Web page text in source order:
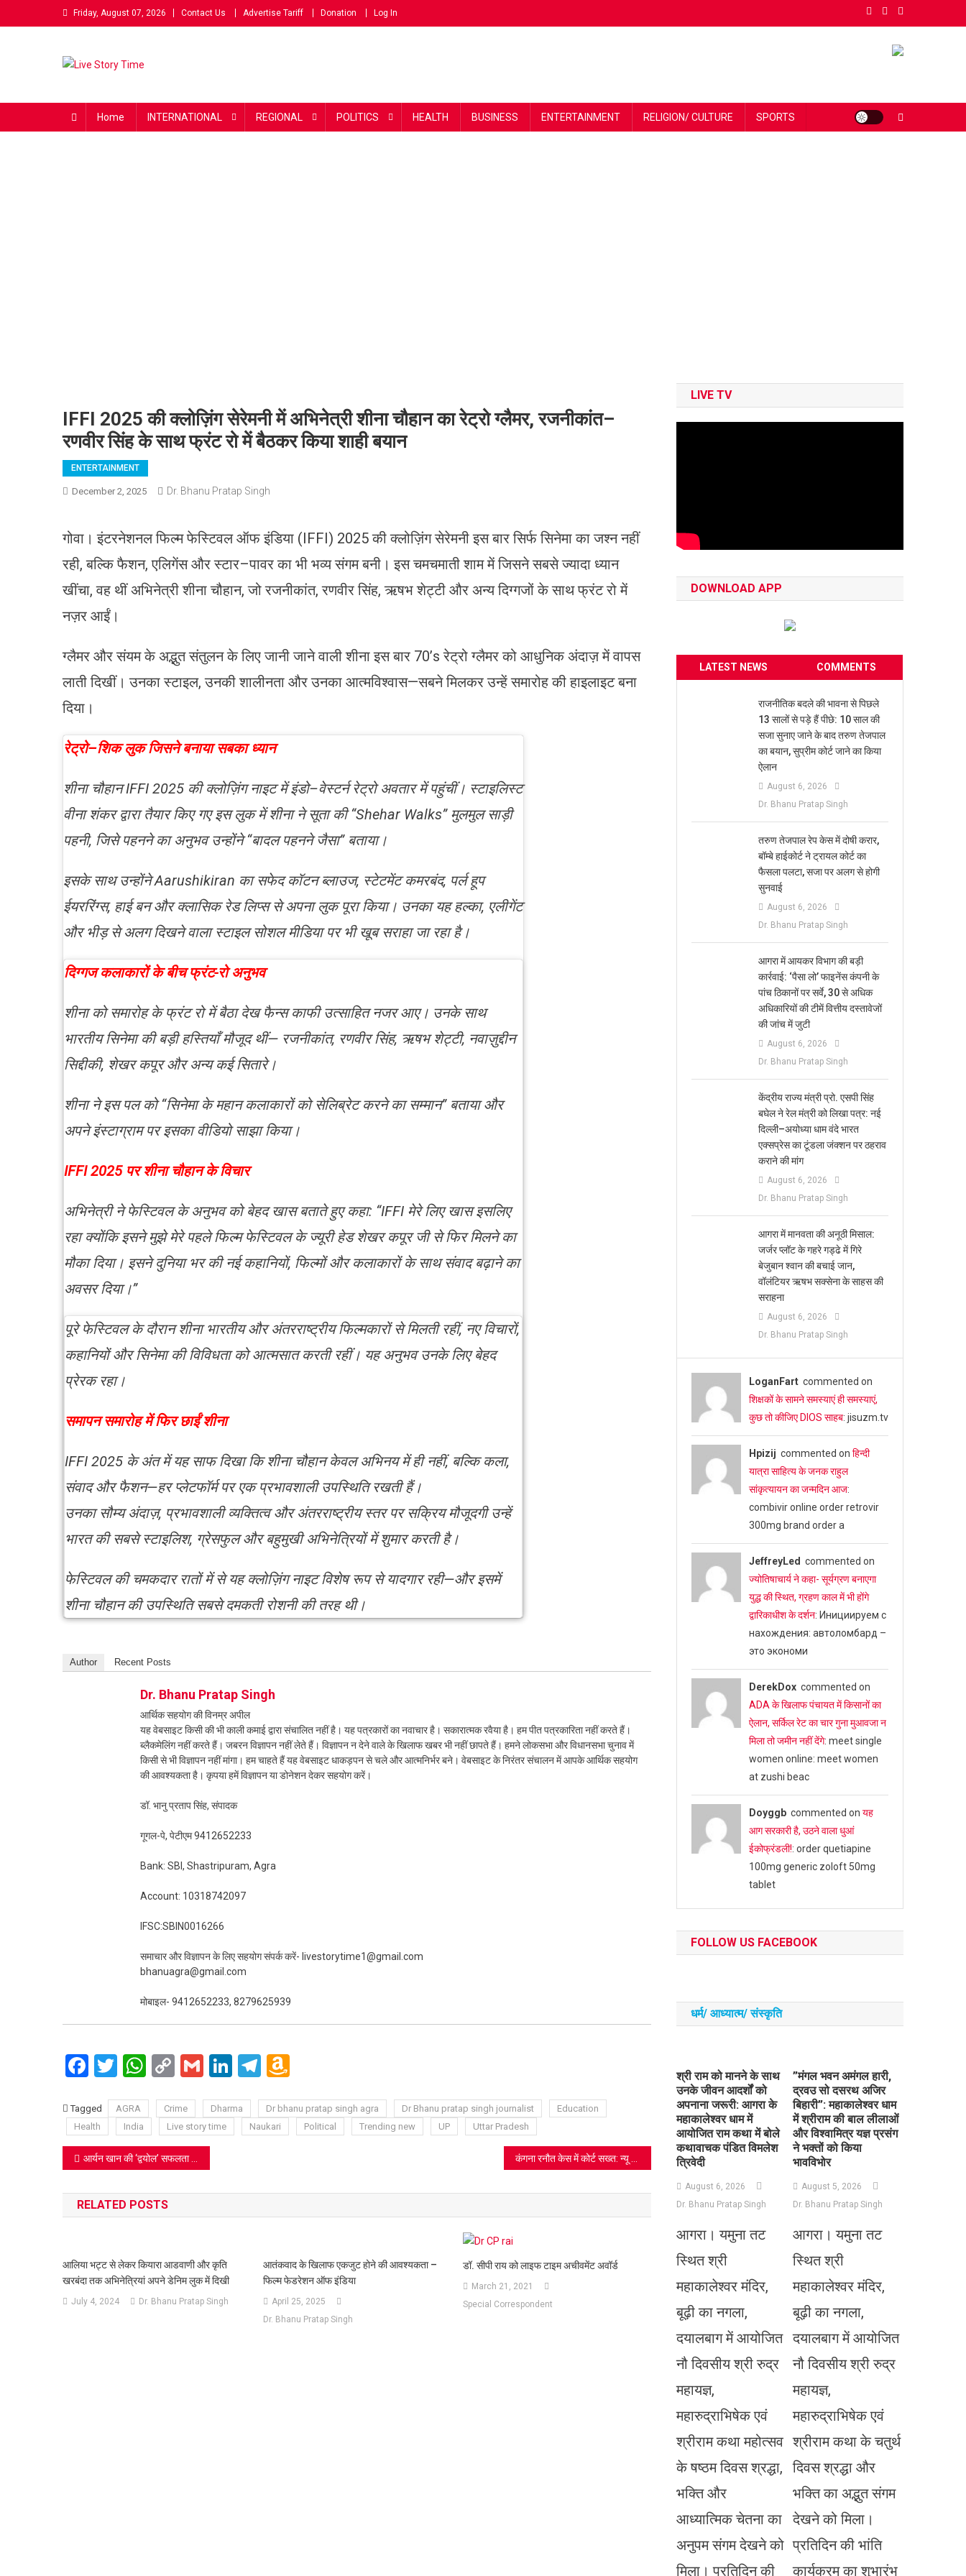
to
Friday, August 07, 2026 Contact Us Advertise Tariff Donation Log In
Home INTERNATIONAL REGIONAL POLITICS HEALTH BUSINESS ENTERTAINMENT RELIGION/ CULTURE SPORTS
IFFI 2025 की क्लोज़िंग सेरेमनी में अभिनेत्री शीना चौहान का रेट्रो ग्लैमर, रजनीकांत–
रणवीर सिंह के साथ फ्रंट रो में बैठकर किया शाही बयान
ENTERTAINMENT
December 2, 2025 Dr. Bhanu Pratap Singh
गोवा। इंटरनेशनल फिल्म फेस्टिवल ऑफ इंडिया (IFFI) 2025 की क्लोज़िंग सेरेमनी इस बार सिर्फ सिनेमा का जश्न नहीं
रही, बल्कि फैशन, एलिगेंस और स्टार–पावर का भी भव्य संगम बनी। इस चमचमाती शाम में जिसने सबसे ज्यादा ध्यान
खींचा, वह थीं अभिनेत्री शीना चौहान, जो रजनीकांत, रणवीर सिंह, ऋषभ शेट्टी और अन्य दिग्गजों के साथ फ्रंट रो में
नज़र आईं।
ग्लैमर और संयम के अद्भुत संतुलन के लिए जानी जाने वाली शीना इस बार 70’s रेट्रो ग्लैमर को आधुनिक अंदाज़ में वापस
लाती दिखीं। उनका स्टाइल, उनकी शालीनता और उनका आत्मविश्वास—सबने मिलकर उन्हें समारोह की हाइलाइट बना
दिया।
रेट्रो–शिक लुक जिसने बनाया सबका ध्यान
शीना चौहान IFFI 2025 की क्लोज़िंग नाइट में इंडो–वेस्टर्न रेट्रो अवतार में पहुंचीं। स्टाइलिस्ट
वीना शंकर द्वारा तैयार किए गए इस लुक में शीना ने सूता की “Shehar Walks” मुलमुल साड़ी
पहनी, जिसे पहनने का अनुभव उन्होंने “बादल पहनने जैसा” बताया।
इसके साथ उन्होंने Aarushikiran का सफेद कॉटन ब्लाउज, स्टेटमेंट कमरबंद, पर्ल हूप
ईयररिंग्स, हाई बन और क्लासिक रेड लिप्स से अपना लुक पूरा किया। उनका यह हल्का, एलीगेंट
और भीड़ से अलग दिखने वाला स्टाइल सोशल मीडिया पर भी खूब सराहा जा रहा है।
दिग्गज कलाकारों के बीच फ्रंट-रो अनुभव
शीना को समारोह के फ्रंट रो में बैठा देख फैन्स काफी उत्साहित नजर आए। उनके साथ
भारतीय सिनेमा की बड़ी हस्तियाँ मौजूद थीं— रजनीकांत, रणवीर सिंह, ऋषभ शेट्टी, नवाज़ुद्दीन
सिद्दीकी, शेखर कपूर और अन्य कई सितारे।
शीना ने इस पल को “सिनेमा के महान कलाकारों को सेलिब्रेट करने का सम्मान” बताया और
अपने इंस्टाग्राम पर इसका वीडियो साझा किया।
IFFI 2025 पर शीना चौहान के विचार
अभिनेत्री ने फेस्टिवल के अनुभव को बेहद खास बताते हुए कहा: “IFFI मेरे लिए खास इसलिए
रहा क्योंकि इसने मुझे मेरे पहले फिल्म फेस्टिवल के ज्यूरी हेड शेखर कपूर जी से फिर मिलने का
मौका दिया। इसने दुनिया भर की नई कहानियों, फिल्मों और कलाकारों के साथ संवाद बढ़ाने का
अवसर दिया।”
पूरे फेस्टिवल के दौरान शीना भारतीय और अंतरराष्ट्रीय फिल्मकारों से मिलती रहीं, नए विचारों,
कहानियों और सिनेमा की विविधता को आत्मसात करती रहीं। यह अनुभव उनके लिए बेहद
प्रेरक रहा।
समापन समारोह में फिर छाईं शीना
IFFI 2025 के अंत में यह साफ दिखा कि शीना चौहान केवल अभिनय में ही नहीं, बल्कि कला,
संवाद और फैशन—हर प्लेटफॉर्म पर एक प्रभावशाली उपस्थिति रखती हैं।
उनका सौम्य अंदाज़, प्रभावशाली व्यक्तित्व और अंतरराष्ट्रीय स्तर पर सक्रिय मौजूदगी उन्हें
भारत की सबसे स्टाइलिश, ग्रेसफुल और बहुमुखी अभिनेत्रियों में शुमार करती है।
फेस्टिवल की चमकदार रातों में से यह क्लोज़िंग नाइट विशेष रूप से यादगार रही—और इसमें
शीना चौहान की उपस्थिति सबसे दमकती रोशनी की तरह थी।
Author Recent Posts
Dr. Bhanu Pratap Singh
आर्थिक सहयोग की विनम्र अपील
यह वेबसाइट किसी की भी काली कमाई द्वारा संचालित नहीं है। यह पत्रकारों का नवाचार है। सकारात्मक रवैया है। हम पीत पत्रकारिता नहीं करते हैं।
ब्लैकमेलिंग नहीं करते हैं। जबरन विज्ञापन नहीं लेते हैं। विज्ञापन न देने वाले के खिलाफ खबर भी नहीं छापते हैं। हमने लोकसभा और विधानसभा चुनाव में
किसी से भी विज्ञापन नहीं मांगा। हम चाहते हैं यह वेबसाइट धाकड़पन से चले और आत्मनिर्भर बने। वेबसाइट के निरंतर संचालन में आपके आर्थिक सहयोग
की आवश्यकता है। कृपया हमें विज्ञापन या डोनेशन देकर सहयोग करें।
डॉ. भानु प्रताप सिंह, संपादक
गूगल-पे, पेटीएम 9412652233
Bank: SBI, Shastripuram, Agra
Account: 10318742097
IFSC:SBIN0016266
समाचार और विज्ञापन के लिए सहयोग संपर्क करें- livestorytime1@gmail.com
bhanuagra@gmail.com
मोबाइल- 9412652233, 8279625939
Facebook
Twitter
WhatsApp
CopyGmailLinkedIn
Telegram
List
Tagged AGRA Crime Dharma Dr bhanu pratap singh agra Dr Bhanu pratap singh journalist
Education
Health
India Live story time Naukari Political Trending new UP Uttar Pradesh
Post
navigation
आर्यन खान की ‘द्वयोल’ सफलता पार्टी में सीरत कपूर का जलवा, लाल बॉडीकॉन ड्रेस ने लूटी महफ़िल
RELATED POSTS
आलिया भट्ट से लेकर कियारा आडवाणी और कृति
खरबंदा तक अभिनेत्रियां अपने डेनिम लुक में दिखी
July 4, 2024 Dr. Bhanu Pratap Singh
आतंकवाद के खिलाफ एकजुट होने की आवश्यकता –
फिल्म फेडरेशन ऑफ इंडिया
April 25, 2025
Dr. Bhanu Pratap Singh
डॉ. सीपी राय को लाइफ टाइम अचीवमेंट अवॉर्ड
March 21, 2021
Special Correspondent
LIVE TV
DOWNLOAD APP
LATEST NEWS COMMENTS
राजनीतिक बदले की भावना से पिछले
13 सालों से पड़े हैं पीछे: 10 साल की
सजा सुनाए जाने के बाद तरुण तेजपाल
का बयान, सुप्रीम कोर्ट जाने का किया
ऐलान
August 6, 2026
Dr. Bhanu Pratap Singh
तरुण तेजपाल रेप केस में दोषी करार,
बॉम्बे हाईकोर्ट ने ट्रायल कोर्ट का
फैसला पलटा, सजा पर अलग से होगी
सुनवाई
August 6, 2026
Dr. Bhanu Pratap Singh
आगरा में आयकर विभाग की बड़ी
कार्रवाई: ‘पैसा लो’ फाइनेंस कंपनी के
पांच ठिकानों पर सर्वे, 30 से अधिक
अधिकारियों की टीमें वित्तीय दस्तावेजों
की जांच में जुटी
August 6, 2026
Dr. Bhanu Pratap Singh
केंद्रीय राज्य मंत्री प्रो. एसपी सिंह
बघेल ने रेल मंत्री को लिखा पत्र: नई
दिल्ली–अयोध्या धाम वंदे भारत
एक्सप्रेस का टूंडला जंक्शन पर ठहराव
कराने की मांग
August 6, 2026
Dr. Bhanu Pratap Singh
आगरा में मानवता की अनूठी मिसाल:
जर्जर प्लॉट के गहरे गड्ढे में गिरे
बेजुबान श्वान की बचाई जान,
वॉलंटियर ऋषभ सक्सेना के साहस की
सराहना
August 6, 2026
Dr. Bhanu Pratap Singh
LoganFartcommented on
शिक्षकों के सामने समस्याएं ही समस्याएं,
कुछ तो कीजिए DIOS साहब: jisuzm.tv
Hpizij commented on हिन्दी
यात्रा साहित्य के जनक राहुल
सांकृत्यायन का जन्‍मदिन आज:
combivir online order retrovir
300mg brand order a
JeffreyLed commented on
ज्योतिषाचार्य ने कहा- सूर्यग्रण बनाएगा
युद्ध की स्थित, ग्रहण काल में भी होंगे
द्वारिकाधीश के दर्शन: Инициируем с
нахождения: автоломбард –
это экономи
DerekDoxcommented on
ADA के खिलाफ पंचायत में किसानों का
ऐलान, सर्किल रेट का चार गुना मुआवजा न
मिला तो जमीन नहीं देंगे: meet single
women online: meet women
at zushi beac
Doyggbcommented on यह
आग सरकारी है, उठने वाला धुआं
ईकोफ्रंडली!: order quetiapine
100mg generic zoloft 50mg
tablet
FOLLOW US FACEBOOK
धर्म/ आध्‍यात्‍म/ संस्‍कृति
​श्री राम को मानने के साथ
उनके जीवन आदर्शों को
अपनाना जरूरी: आगरा के
महाकालेश्वर धाम में
आयोजित राम कथा में बोले
कथावाचक पंडित विमलेश
त्रिवेदी
August 6, 2026
Dr. Bhanu Pratap Singh
आगरा। यमुना तट
स्थित श्री
महाकालेश्वर मंदिर,
बूढ़ी का नगला,
दयालबाग में आयोजित
नौ दिवसीय श्री रुद्र
महायज्ञ,
महारुद्राभिषेक एवं
श्रीराम कथा महोत्सव
के षष्ठम दिवस श्रद्धा,
भक्ति और
आध्यात्मिक चेतना का
अनुपम संगम देखने को
मिला। प्रतिदिन की
​”मंगल भवन अमंगल हारी,
द्रवउ सो दसरथ अजिर
बिहारी”: महाकालेश्वर धाम
में श्रीराम की बाल लीलाओं
और विश्वामित्र यज्ञ प्रसंग
ने भक्तों को किया
भावविभोर
August 5, 2026
Dr. Bhanu Pratap Singh
आगरा। यमुना तट
स्थित श्री
महाकालेश्वर मंदिर,
बूढ़ी का नगला,
दयालबाग में आयोजित
नौ दिवसीय श्री रुद्र
महायज्ञ,
महारुद्राभिषेक एवं
श्रीराम कथा के चतुर्थ
दिवस श्रद्धा और
भक्ति का अद्भुत संगम
देखने को मिला।
प्रतिदिन की भांति
कार्यक्रम का शुभारंभ